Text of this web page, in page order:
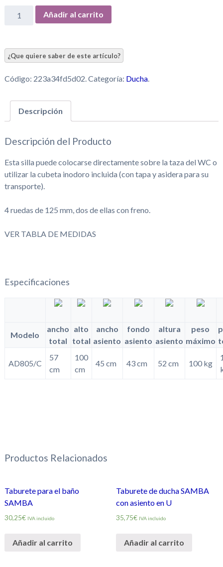
Añadir al carrito
Código: 223a34fd5d02.Categoría: Ducha.
Descripción
Descripción del Producto
Esta silla puede colocarse directamente sobre la taza del WC o
utilizar la cubeta inodoro incluida (con tapa y asidera para su
transporte).
4 ruedas de 125 mm, dos de ellas con freno.
VER TABLA DE MEDIDAS
Especificaciones
Modelo
ancho
total
alto
total
ancho
asiento
fondo
asiento
altura
asiento
peso
máximo
AD805/C
57
cm
100
cm
45 cm 43 cm 52 cm 100 kg
Productos Relacionados
Taburete para el baño
SAMBA
30,25€ IVA incluido
Añadir al carrito
Taburete de ducha SAMBA
con asiento en U
35,75€ IVA incluido
Añadir al carrito